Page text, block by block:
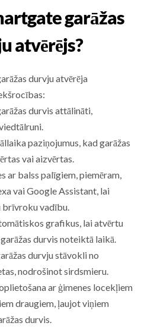
garāžas
atvērējs?
durvju atvērēja
durvis attālināti,
paziņojumus, kad garāžas
vai aizvērtas.
ar balss palīgiem, piemēram,
vai Google Assistant, lai
brīvroku vadību.
grafikus, lai atvērtu
durvis noteiktā laikā.
durvju stāvokli no
nodrošinot sirdsmieru.
ar ģimenes locekļiem
draugiem, ļaujot viņiem
durvis.